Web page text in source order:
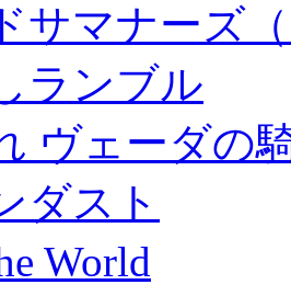
サマナーズ
ランブル
ヴェーダの
ダスト
World